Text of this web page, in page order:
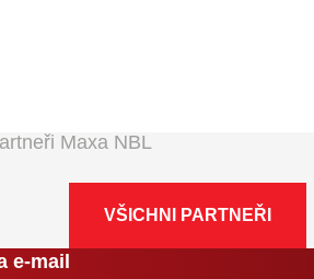
Maxa NBL
VŠICHNI PARTNEŘI
e-mail